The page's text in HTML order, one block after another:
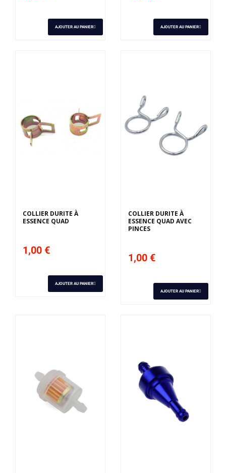
AJOUTER AU PANIER AJOUTER AU PANIER
COLLIER DURITE À
ESSENCE QUAD
1,00 €
AJOUTER AU PANIER
COLLIER DURITE À
ESSENCE QUAD AVEC
PINCES
1,00 €
AJOUTER AU PANIER